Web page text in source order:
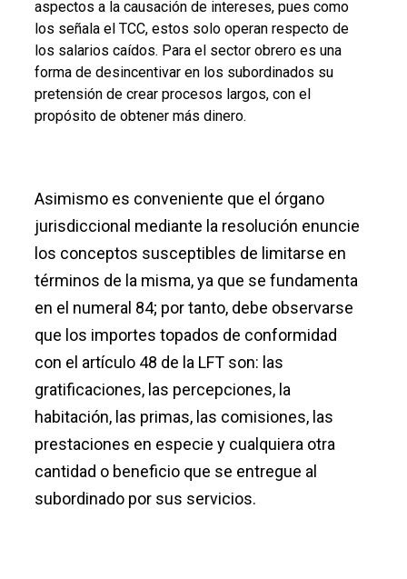
aspectos a la causación de intereses, pues como
los señala el TCC, estos solo operan respecto de
los salarios caídos. Para el sector obrero es una
forma de desincentivar en los subordinados su
pretensión de crear procesos largos, con el
propósito de obtener más dinero.
Asimismo es conveniente que el órgano
jurisdiccional mediante la resolución enuncie
los conceptos susceptibles de limitarse en
términos de la misma, ya que se fundamenta
en el numeral 84; por tanto, debe observarse
que los importes topados de conformidad
con el artículo 48 de la LFT son: las
gratificaciones, las percepciones, la
habitación, las primas, las comisiones, las
prestaciones en especie y cualquiera otra
cantidad o beneficio que se entregue al
subordinado por sus servicios.